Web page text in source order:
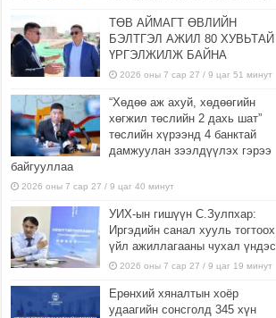
ТӨВ АЙМАГТ ӨВЛИЙН
БЭЛТГЭЛ АЖИЛ 80 ХУВЬТАЙ
ҮРГЭЛЖИЛЖ БАЙНА
2026 оны 7 сар 27 / 9 цаг 51 минут
“Хөдөө аж ахуй, хөдөөгийн
хөгжил төслийн 2 дахь шат”
төслийн хүрээнд 4 банктай
дамжуулан зээлдүүлэх гэрээ
байгууллаа
2026 оны 7 сар 27 / 9 цаг 40 минут
УИХ-ын гишүүн С.Зулпхар:
Иргэдийн санал хууль тогтоох
үйл ажиллагааны чухал үндэс
2026 оны 7 сар 27 / 9 цаг 19 минут
Ерөнхий хяналтын хоёр
удаагийн сонсголд 345 хүн